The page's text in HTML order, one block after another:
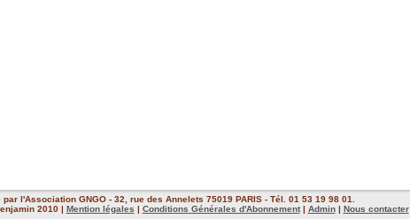
l'Association GNGO - 32, rue des Annelets 75019 PARIS - Tél. 01 53 19 98 01.
2010 | Mention légales | Conditions Générales d'Abonnement| Admin| Nous contacter